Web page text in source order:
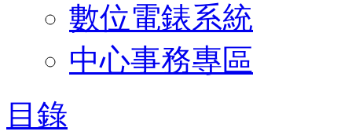
數位電錶系統
中心事務專區
目錄